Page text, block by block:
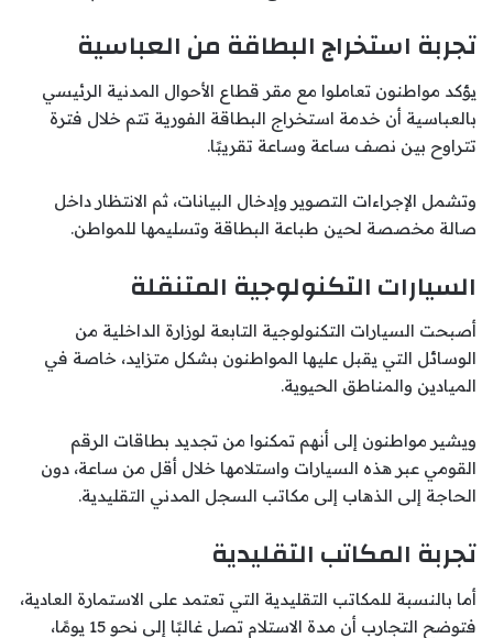
تجربة استخراج البطاقة من العباسية
يؤكد مواطنون تعاملوا مع مقر قطاع الأحوال المدنية الرئيسي
بالعباسية أن خدمة استخراج البطاقة الفورية تتم خلال فترة
تتراوح بين نصف ساعة وساعة تقريبًا.
وتشمل الإجراءات التصوير وإدخال البيانات، ثم الانتظار داخل
صالة مخصصة لحين طباعة البطاقة وتسليمها للمواطن.
السيارات التكنولوجية المتنقلة
أصبحت السيارات التكنولوجية التابعة لوزارة الداخلية من
الوسائل التي يقبل عليها المواطنون بشكل متزايد، خاصة في
الميادين والمناطق الحيوية.
ويشير مواطنون إلى أنهم تمكنوا من تجديد بطاقات الرقم
القومي عبر هذه السيارات واستلامها خلال أقل من ساعة، دون
الحاجة إلى الذهاب إلى مكاتب السجل المدني التقليدية.
تجربة المكاتب التقليدية
أما بالنسبة للمكاتب التقليدية التي تعتمد على الاستمارة العادية،
فتوضح التجارب أن مدة الاستلام تصل غالبًا إلى نحو 15 يومًا،